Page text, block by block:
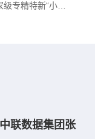
特新“小巨人”企业
联数据集团张